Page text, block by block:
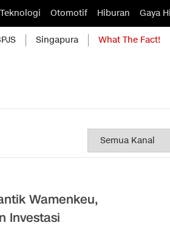
Teknologi Otomotif Hiburan Gaya
Singapura What The Fact!
Wamenkeu,
Investasi